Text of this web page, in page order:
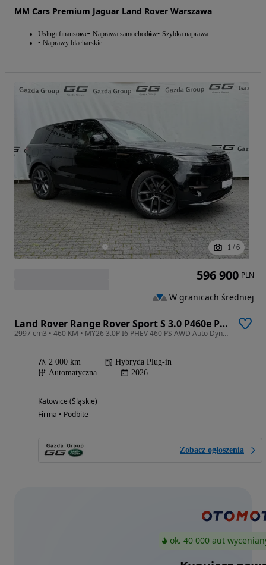
MM Cars Premium Jaguar Land Rover Warszawa
Usługi finansowe Naprawa samochodów Szybka naprawa
Naprawy blacharskie
1 / 6
Land Rover Range Rover Sport S 3.0 P460e PHEV Dynamic SE
2997 cm3 • 460 KM • MY26 3.0P I6 PHEV 460 PS AWD Auto Dynamic SE
2 000 km
Hybryda Plug-in
Automatyczna
2026
Katowice (Śląskie)
Firma • Podbite
Zobacz ogłoszenia
596 900 PLN
W granicach średniej
ok. 40 000 aut